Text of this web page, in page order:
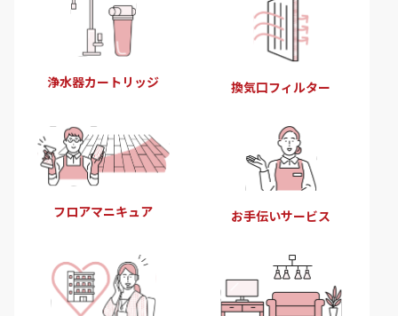
浄水器カートリッジ 換気口フィルター
フロアマニキュア お手伝いサービス